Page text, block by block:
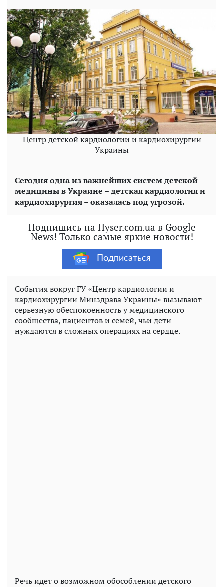
Центр детской кардиологии и кардиохирургии
Украины
Сегодня одна из важнейших систем детской
медицины в Украине – детская кардиология и
кардиохирургия – оказалась под угрозой.
Подпишись на Hyser.com.ua в Google
News! Только самые яркие новости!
Подписаться
События вокруг ГУ «Центр кардиологии и
кардиохирургии Минздрава Украины» вызывают
серьезную обеспокоенность у медицинского
сообщества, пациентов и семей, чьи дети
нуждаются в сложных операциях на сердце.
Речь идет о возможном обособлении детского